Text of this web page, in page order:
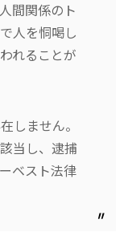
間関係のト
人を恫喝し
れることが
しません。
当し、逮捕
ベスト法律